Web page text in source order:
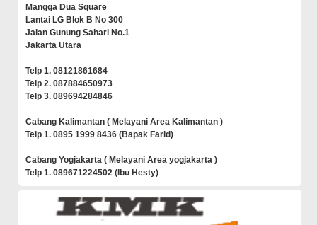
Mangga Dua Square
Lantai LG Blok B No 300
Jalan Gunung Sahari No.1
Jakarta Utara
Telp 1. 08121861684
Telp 2. 087884650973
Telp 3. 089694284846
Cabang Kalimantan ( Melayani Area Kalimantan )
Telp 1. 0895 1999 8436 (Bapak Farid)
Cabang Yogjakarta ( Melayani Area yogjakarta )
Telp 1. 089671224502 (Ibu Hesty)